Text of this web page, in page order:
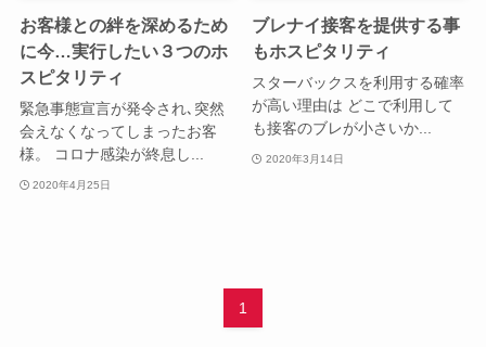
お客様との絆を深めるため
に今…実行したい３つのホ
スピタリティ
緊急事態宣言が発令され､突然
会えなくなってしまったお客
様。 コロナ感染が終息し...
2020年4月25日
ブレナイ接客を提供する事
もホスピタリティ
スターバックスを利用する確率
が高い理由は どこで利用して
も接客のブレが小さいか...
2020年3月14日
1